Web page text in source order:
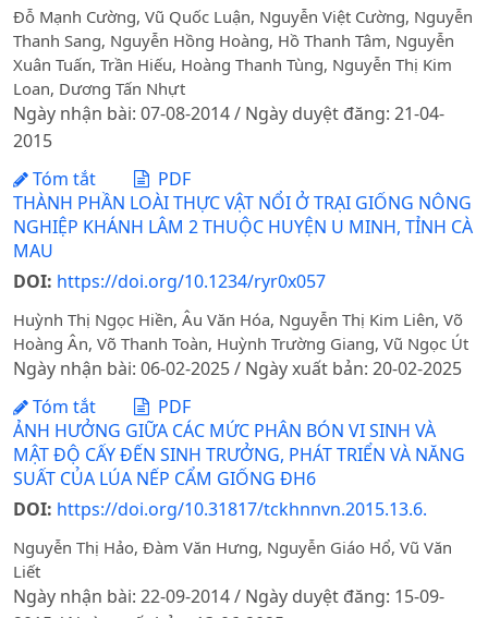
Đỗ Mạnh Cường, Vũ Quốc Luận, Nguyễn Việt Cường, Nguyễn
Thanh Sang, Nguyễn Hồng Hoàng, Hồ Thanh Tâm, Nguyễn
Xuân Tuấn, Trần Hiếu, Hoàng Thanh Tùng, Nguyễn Thị Kim
Loan, Dương Tấn Nhựt
Ngày nhận bài: 07-08-2014 / Ngày duyệt đăng: 21-04-
2015
Tóm tắt
PDF
THÀNH PHẦN LOÀI THỰC VẬT NỔI Ở TRẠI GIỐNG NÔNG
NGHIỆP KHÁNH LÂM 2 THUỘC HUYỆN U MINH, TỈNH CÀ
MAU
DOI: https://doi.org/10.1234/ryr0x057
Huỳnh Thị Ngọc Hiền, Âu Văn Hóa, Nguyễn Thị Kim Liên, Võ
Hoàng Ân, Võ Thanh Toàn, Huỳnh Trường Giang, Vũ Ngọc Út
Ngày nhận bài: 06-02-2025 / Ngày xuất bản: 20-02-2025
Tóm tắt
PDF
ẢNH HƯỞNG GIỮA CÁC MỨC PHÂN BÓN VI SINH VÀ
MẬT ĐỘ CẤY ĐẾN SINH TRƯỞNG, PHÁT TRIỂN VÀ NĂNG
SUẤT CỦA LÚA NẾP CẨM GIỐNG ĐH6
DOI: https://doi.org/10.31817/tckhnnvn.2015.13.6.
Nguyễn Thị Hảo, Đàm Văn Hưng, Nguyễn Giáo Hổ, Vũ Văn
Liết
Ngày nhận bài: 22-09-2014 / Ngày duyệt đăng: 15-09-